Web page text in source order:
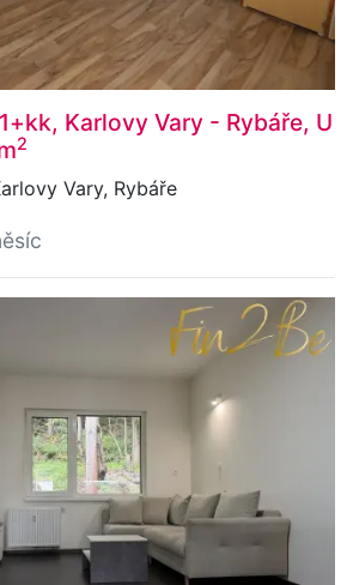
Karlovy Vary - Rybáře, U
2
Vary, Rybáře